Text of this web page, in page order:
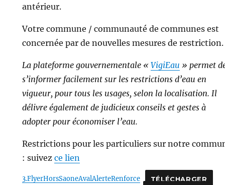
antérieur.
Votre commune / communauté de communes est
concernée par de nouvelles mesures de restriction.
La plateforme gouvernementale « VigiEau » permet
s’informer facilement sur les restrictions d’eau en
vigueur, pour tous les usages, selon la localisation. Il
délivre également de judicieux conseils et gestes à
adopter pour économiser l’eau.
Restrictions pour les particuliers sur notre
: suivez ce lien
3.FlyerHorsSaoneAvalAlerteRenforce TÉLÉCHARGER